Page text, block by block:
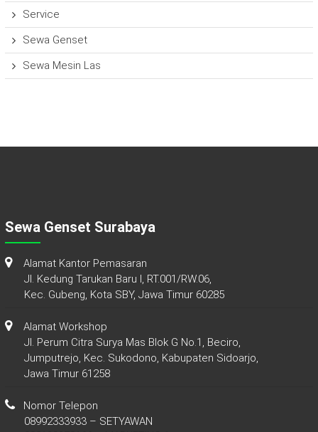
Service
Sewa Genset
Sewa Mesin Las
Sewa Genset Surabaya
Alamat Kantor Pemasaran
Jl. Kedung Tarukan Baru I, RT.001/RW.06,
Kec. Gubeng, Kota SBY, Jawa Timur 60285
Alamat Workshop
Jl. Perum Citra Surya Mas Blok G No.1, Beciro,
Jumputrejo, Kec. Sukodono, Kabupaten Sidoarjo,
Jawa Timur 61258
Nomor Telepon
08992333933 – SETYAWAN